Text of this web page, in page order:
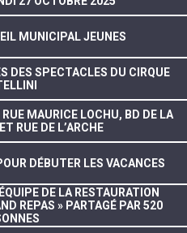
MUNICIPAL JEUNES
DES SPECTACLES DU CIRQUE
MAURICE LOCHU, BD DE LA
RUE DE L’ARCHE
DÉBUTER LES VACANCES
DE LA RESTAURATION
REPAS » PARTAGÉ PAR 520